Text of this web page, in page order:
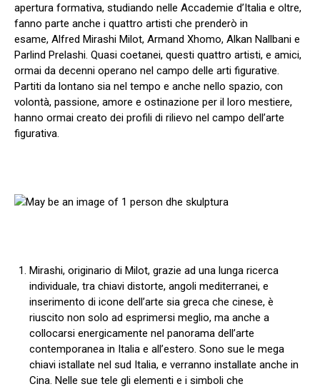
apertura formativa, studiando nelle Accademie d’Italia e oltre,
fanno parte anche i quattro artisti che prenderò in
esame, Alfred Mirashi Milot, Armand Xhomo, Alkan Nallbani e
Parlind Prelashi. Quasi coetanei, questi quattro artisti, e amici,
ormai da decenni operano nel campo delle arti figurative.
Partiti da lontano sia nel tempo e anche nello spazio, con
volontà, passione, amore e ostinazione per il loro mestiere,
hanno ormai creato dei profili di rilievo nel campo dell’arte
figurativa.
Mirashi, originario di Milot, grazie ad una lunga ricerca
individuale, tra chiavi distorte, angoli mediterranei, e
inserimento di icone dell’arte sia greca che cinese, è
riuscito non solo ad esprimersi meglio, ma anche a
collocarsi energicamente nel panorama dell’arte
contemporanea in Italia e all’estero. Sono sue le mega
chiavi istallate nel sud Italia, e verranno installate anche in
Cina. Nelle sue tele gli elementi e i simboli che